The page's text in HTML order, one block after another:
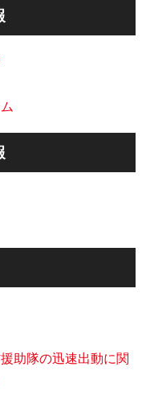
助隊の迅速出動に関